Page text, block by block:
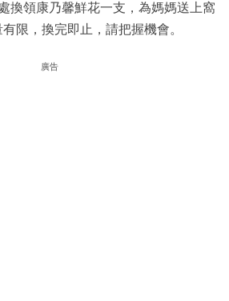
換領康乃馨鮮花一支，為媽媽送上窩
限，換完即止，請把握機會。
廣告